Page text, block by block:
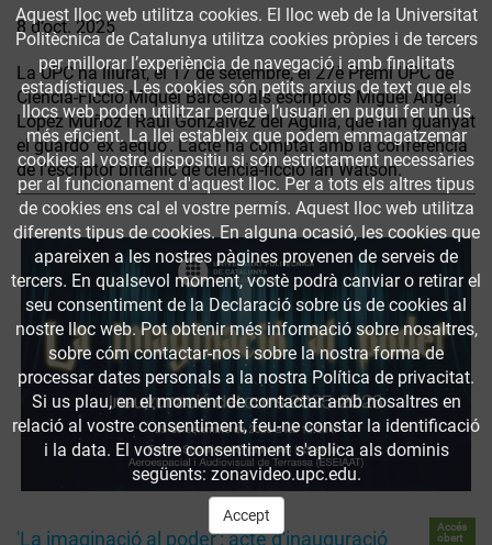
8 d’oct. 2025
La UPC ha lliurat, el 17 de setembre, el 27è Premi UPC de
Ciència-Ficció Miquel Barceló als escriptors Miguel Ángel
López Muñoz i Raúl Gonzálvez del Águila, que han guanyat
el guardó 'ex aequo'. L’acte ha comptat amb la conferència
de l'escriptor britànic de ciència-ficció Ian Watson.
'La imaginació al poder': acte d'inauguració
Accés
obert
Aquest lloc web utilitza cookies. El lloc web de la Universitat
Politècnica de Catalunya utilitza cookies pròpies i de tercers
per millorar l’experiència de navegació i amb finalitats
estadístiques. Les cookies són petits arxius de text que els
llocs web poden utilitzar perquè l’usuari en pugui fer un ús
més eficient. La llei estableix que podem emmagatzemar
cookies al vostre dispositiu si són estrictament necessàries
per al funcionament d'aquest lloc. Per a tots els altres tipus
de cookies ens cal el vostre permís. Aquest lloc web utilitza
diferents tipus de cookies. En alguna ocasió, les cookies que
apareixen a les nostres pàgines provenen de serveis de
tercers. En qualsevol moment, vostè podrà canviar o retirar el
seu consentiment de la Declaració sobre ús de cookies al
nostre lloc web. Pot obtenir més informació sobre nosaltres,
sobre cóm contactar-nos i sobre la nostra forma de
processar dates personals a la nostra Política de privacitat.
Si us plau, en el moment de contactar amb nosaltres en
relació al vostre consentiment, feu-ne constar la identificació
i la data. El vostre consentiment s'aplica als dominis
següents: zonavideo.upc.edu.
Accept